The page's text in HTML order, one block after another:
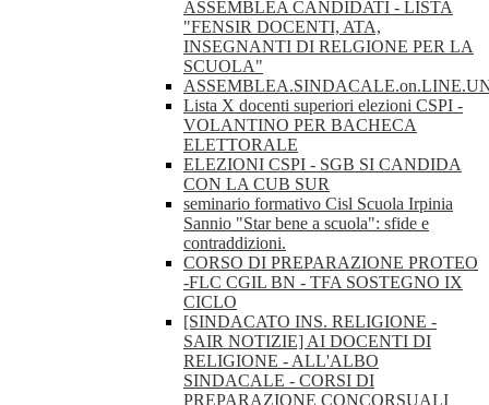
ASSEMBLEA CANDIDATI - LISTA
"FENSIR DOCENTI, ATA,
INSEGNANTI DI RELGIONE PER LA
SCUOLA"
Lista X docenti superiori elezioni CSPI -
VOLANTINO PER BACHECA
ELETTORALE
ELEZIONI CSPI - SGB SI CANDIDA
CON LA CUB SUR
seminario formativo Cisl Scuola Irpinia
Sannio "Star bene a scuola": sfide e
contraddizioni.
CORSO DI PREPARAZIONE PROTEO
-FLC CGIL BN - TFA SOSTEGNO IX
CICLO
[SINDACATO INS. RELIGIONE -
SAIR NOTIZIE] AI DOCENTI DI
RELIGIONE - ALL'ALBO
SINDACALE - CORSI DI
PREPARAZIONE CONCORSUALI